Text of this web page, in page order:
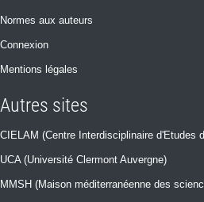
Normes aux auteurs
Connexion
Mentions légales
Autres sites
CIELAM (Centre Interdisciplinaire d'Etudes
UCA (Université Clermont Auvergne)
MMSH (Maison méditerranéenne des